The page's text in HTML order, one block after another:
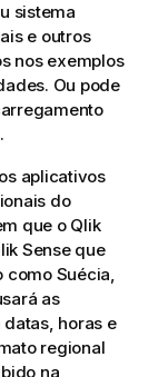
sistema
e outros
nos exemplos
Ou pode
aplicativos
do
que o Qlik
Senseque
como Suécia,
as
horas e
regional
na